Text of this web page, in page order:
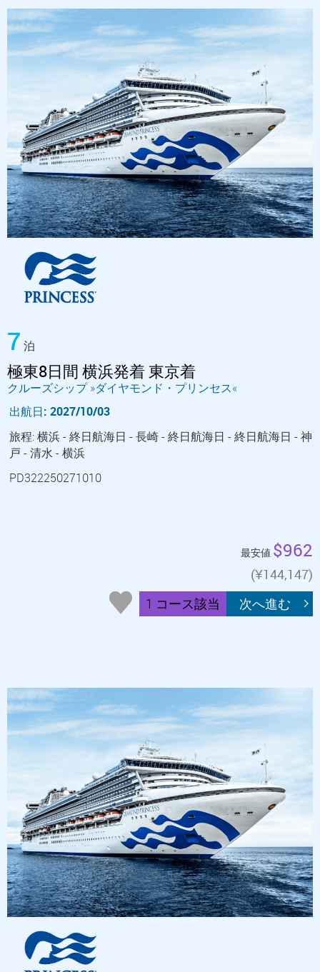
7 泊
極東8日間 横浜発着 東京着
クルーズシップ »ダイヤモンド・プリンセス«
出航日: 2027/10/03
旅程: 横浜 - 終日航海日 - 長崎 - 終日航海日 - 終日航海日 - 神
戸 - 清水 - 横浜
PD322250271010
最安値 $962
(¥144,147)
1 コース該当
次へ進む